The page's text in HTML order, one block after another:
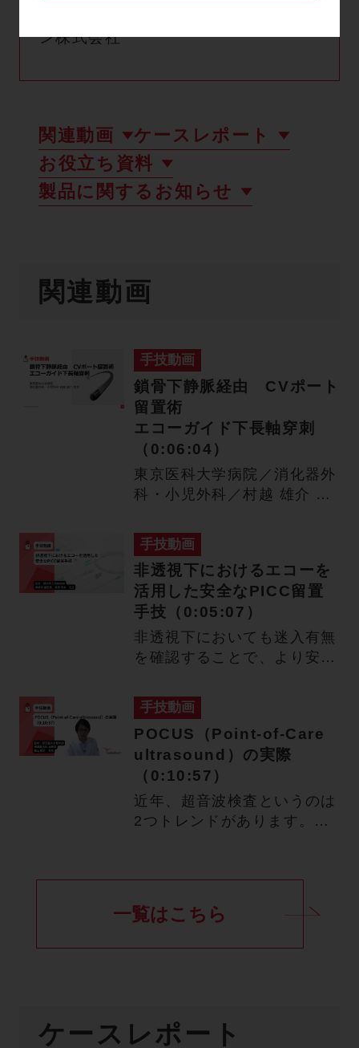
ン株式会社
関連動画
ケースレポート
お役立ち資料
製品に関するお知らせ
関連動画
手技動画
鎖骨下静脈経由 CVポート
留置術
エコーガイド下長軸穿刺
（0:06:04）
東京医科大学病院／消化器外
科・小児外科／村越 雄介 先
て…
手技動画
非透視下におけるエコーを
活用した安全なPICC留置
手技（0:05:07）
非透視下においても迷入有無
を確認することで、より安全
動…
手技動画
POCUS（Point-of-Care
ultrasound）の実際
（0:10:57）
近年、超音波検査というのは
2つトレンドがあります。大
一覧はこちら
ケースレポート